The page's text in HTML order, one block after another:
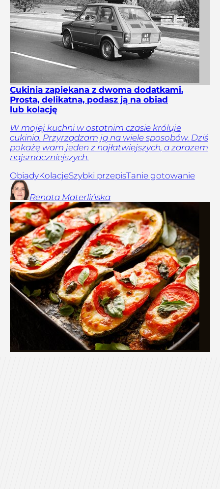
Cukinia zapiekana z dwoma dodatkami.
Prosta, delikatna, podasz ją na obiad
lub kolację
W mojej kuchni w ostatnim czasie króluje
cukinia. Przyrządzam ją na wiele sposobów. Dziś
pokażę wam jeden z najłatwiejszych, a zarazem
najsmaczniejszych.
ObiadyKolacjeSzybki przepisTanie gotowanie
Renata Materlińska